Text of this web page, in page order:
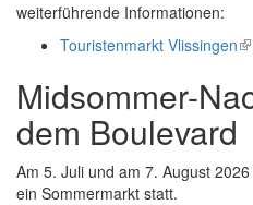
weiterführende Informationen:
Touristenmarkt Vlissingen
Midsommer-
dem Boulevard
Am 5. Juli und am 7. August
ein Sommermarkt statt.